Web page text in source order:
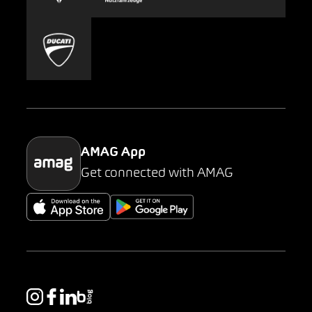
Carsharing
Mobility-as-a-Service
Parking
AMAG App
Get connected with AMAG